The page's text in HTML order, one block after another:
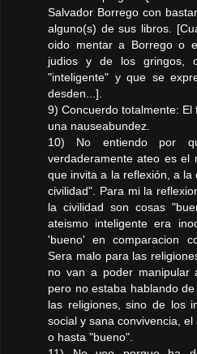
Salvador Borrego con
alguno(s) de sus libros.
oido mentar a Borrego o
judios y de los gringos,
"inteligente" y que se
desden...].
9) Concuerdo totalmente:
una nauseabundez.
10) No entiendo por
verdaderamente ateo es el
que invita a la reflexión, a
civilidad". Para mi la
la civilidad son cosas
ateismo inteligente era
'bueno' en comparacion
Sera malo para las
no van a poder manipular
pero no estaba hablando
las religiones, sino de los
social y sana convivencia,
o hasta "bueno".